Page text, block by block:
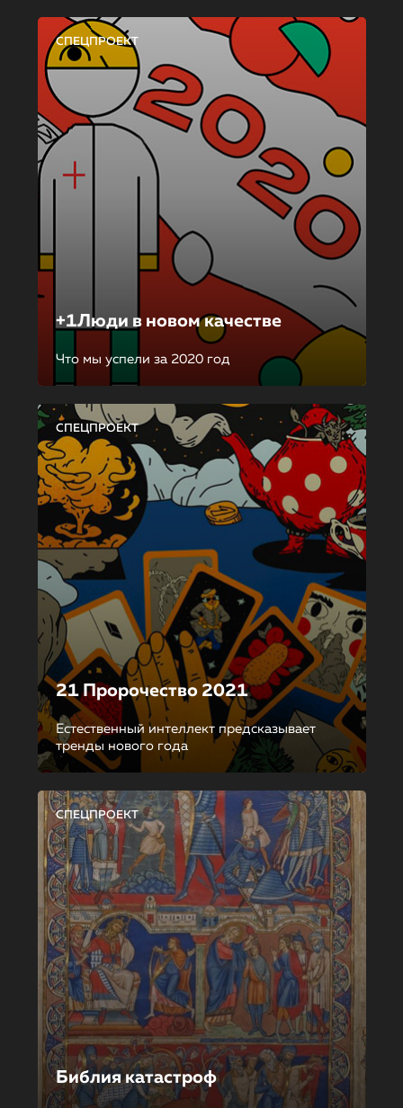
СПЕЦПРОЕКТ
+1Люди в новом качестве
Что мы успели за 2020 год
СПЕЦПРОЕКТ
21 Пророчество 2021
Естественный интеллект предсказывает
тренды нового года
СПЕЦПРОЕКТ
Библия катастроф